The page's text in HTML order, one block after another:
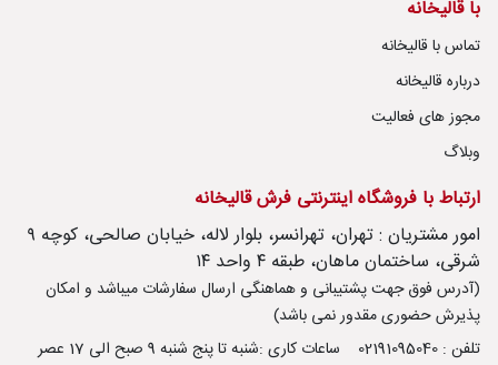
با قالیخانه
تماس با قالیخانه
درباره قالیخانه
مجوز های فعالیت
وبلاگ
ارتباط با فروشگاه اینترنتی فرش قالیخانه
امور مشتریان : تهران، تهرانسر، بلوار لاله، خیابان صالحی، کوچه ۹
شرقی، ساختمان ماهان، طبقه ۴ واحد ۱۴
(آدرس فوق جهت پشتیبانی و هماهنگی ارسال سفارشات میباشد و امکان
پذیرش حضوری مقدور نمی باشد)
تلفن : 02191095040
ساعات کاری :شنبه تا پنج شنبه 9 صبح الی 17 عصر